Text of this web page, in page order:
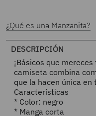
¿Qué es una Manzanita?
DESCRIPCIÓN
¡Básicos que
camiseta combina
que la hacen única en
Características
* Color: negro
* Manga corta